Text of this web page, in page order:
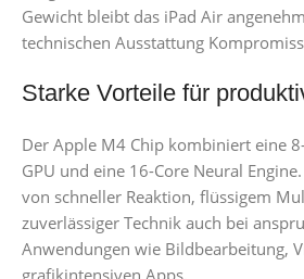
Gewicht bleibt das iPad Air
technischen Ausstattung
Starke Vorteile für
Der Apple M4 Chip kombiniert eine
GPU und eine 16-Core Neural
von schneller Reaktion, flüssigem
zuverlässiger Technik auch bei
Anwendungen wie Bildbearbeitung,
grafikintensiven Apps.